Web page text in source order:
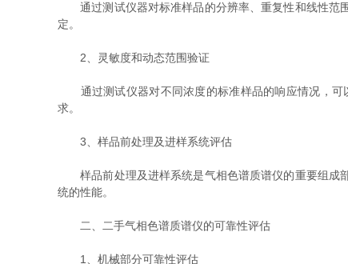
通过测试仪器对标准样品的分辨率、重复性和线性范
定。
2、灵敏度和动态范围验证
通过测试仪器对不同浓度的标准样品的响应情况，可
求。
3、样品前处理及进样系统评估
样品前处理及进样系统是气相色谱质谱仪的重要组成部
统的性能。
二、二手气相色谱质谱仪的可靠性评估
1、机械部分可靠性评估